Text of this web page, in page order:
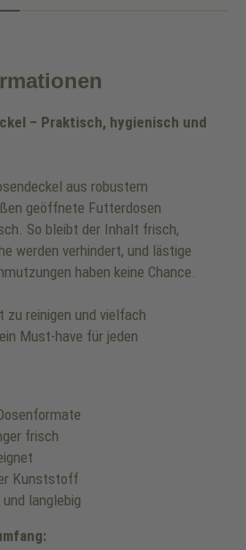
– Praktisch, hygienisch und
aus robustem
geöffnete Futterdosen
So bleibt der Inhalt frisch,
werden verhindert, und lästige
haben keine Chance.
zu reinigen und vielfach
Must-have für jeden
frisch
Kunststoff
langlebig